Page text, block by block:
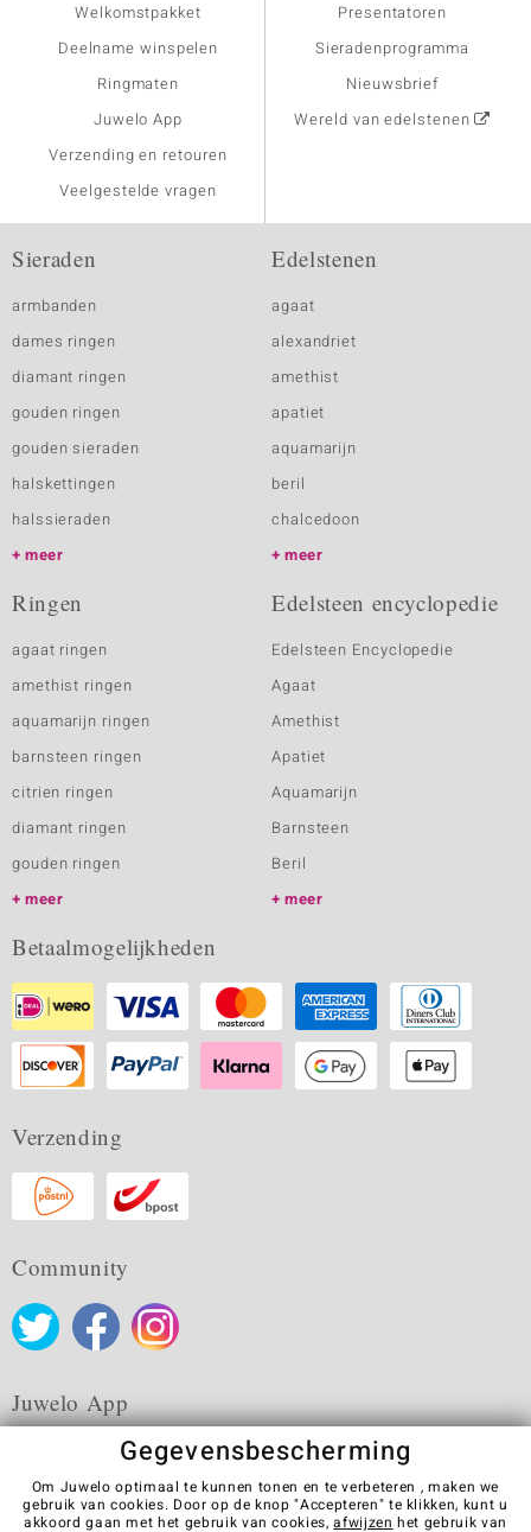
Welkomstpakket
Deelname winspelen
Ringmaten
Juwelo App
Verzending en retouren
Veelgestelde vragen
Presentatoren
Sieradenprogramma
Nieuwsbrief
Wereld van edelstenen
Sieraden
armbanden
dames ringen
diamant ringen
gouden ringen
gouden sieraden
halskettingen
halssieraden
meer
Edelstenen
agaat
alexandriet
amethist
apatiet
aquamarijn
beril
chalcedoon
meer
Ringen
agaat ringen
amethist ringen
aquamarijn ringen
barnsteen ringen
citrien ringen
diamant ringen
gouden ringen
meer
Edelsteen encyclopedie
Edelsteen Encyclopedie
Agaat
Amethist
Apatiet
Aquamarijn
Barnsteen
Beril
meer
Betaalmogelijkheden
Verzending
Community
Juwelo App
Gegevensbescherming
Om Juwelo optimaal te kunnen tonen en te verbeteren , maken we
gebruik van cookies. Door op de knop "Accepteren" te klikken, kunt u
akkoord gaan met het gebruik van cookies,afwijzen het gebruik van